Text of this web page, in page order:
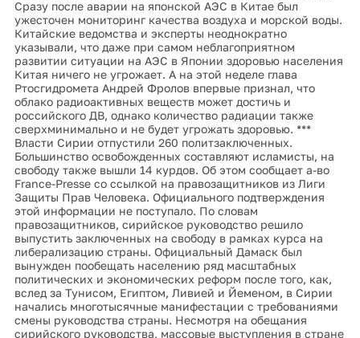
Сразу после аварии на японской АЭС в Китае был
ужесточен мониторинг качества воздуха и морской воды.
Китайские ведомства и эксперты неоднократно
указывали, что даже при самом неблагоприятном
развитии ситуации на АЭС в Японии здоровью населения
Китая ничего не угрожает. А на этой неделе глава
Ртосгидромета Андрей Фролов впервые признал, что
облако радиоактивных веществ может достичь и
российского ДВ, однако количество радиации также
сверхминимально и не будет угрожать здоровью. ***
Власти Сирии отпустили 260 политзаключенных.
Большинство освобожденных составляют исламисты, на
свободу также вышли 14 курдов. Об этом сообщает а-во
France-Presse со ссылкой на правозащитников из Лиги
Защиты Прав Человека. Официального подтверждения
этой информации не поступало. По словам
правозащитников, сирийское руководство решило
выпустить заключенных на свободу в рамках курса на
либерализацию страны. Официальный Дамаск был
вынужден пообещать населению ряд масштабных
политических и экономических реформ после того, как,
вслед за Тунисом, Египтом, Ливией и Йеменом, в Сирии
начались многотысячные манифестации с требованиями
смены руководства страны. Несмотря на обещания
сирийского руководства, массовые выступления в стране